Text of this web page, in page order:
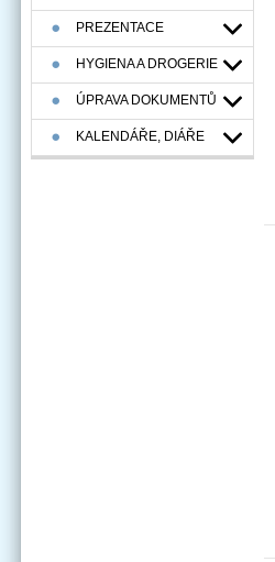
PREZENTACE
HYGIENA A DROGERIE
ÚPRAVA DOKUMENTŮ
KALENDÁŘE, DIÁŘE